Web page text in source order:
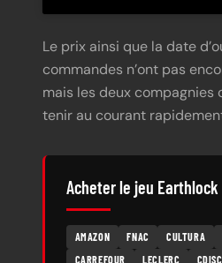
Le prix ainsi que la date
commandes n’ont pas
mais les deux compagnies
tenir au courant
Acheter le jeu Earthlock
AMAZON FNAC CULTURA
CARREFOUR
LECLERC